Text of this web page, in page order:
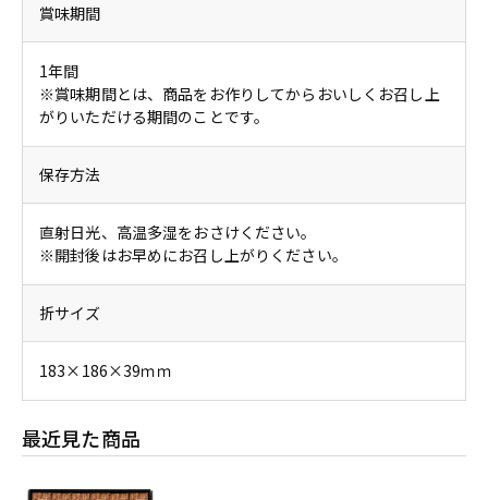
賞味期間
1年間
※賞味期間とは、商品をお作りしてからおいしくお召し上
がりいただける期間のことです。
保存方法
直射日光、高温多湿をおさけください。
※開封後はお早めにお召し上がりください。
折サイズ
183×186×39ｍｍ
最近見た商品